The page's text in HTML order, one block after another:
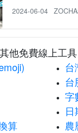
2024-06-04
其他免費線上工具
算
台
台
字
農